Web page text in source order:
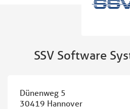
SSV Software
Dünenweg 5
30419 Hannover